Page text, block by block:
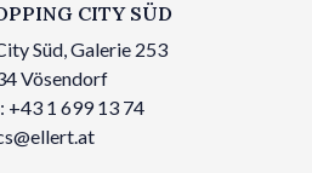
CITY SÜD
Süd, Galerie 253
Vösendorf
+43 1 699 13 74